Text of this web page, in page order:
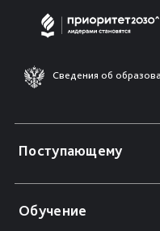
Сведения об
Поступающему
Обучение